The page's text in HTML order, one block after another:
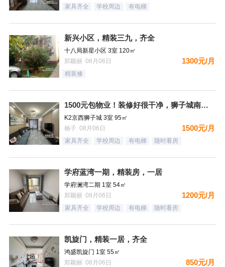
家具齐全 学校周边 有电梯
新兴小区，精装三九，齐全
十八局新星小区 3室 120㎡
郑颖丽 08月06日
1300元/月
精装修
1500元包物业！装修好很干净，狮子城南区，三居，都齐全，拎
K2京西狮子城 3室 95㎡
杨子 08月06日
1500元/月
家具齐全 学校周边 有电梯 随时看房
学府蓝湾一期，精装房，一居
学府澜湾二期 1室 54㎡
郑颖丽 08月06日
1200元/月
家具齐全 学校周边 有电梯 随时看房
凯旋门，精装一居，齐全
鸿盛凯旋门 1室 55㎡
郑颖丽 08月06日
850元/月